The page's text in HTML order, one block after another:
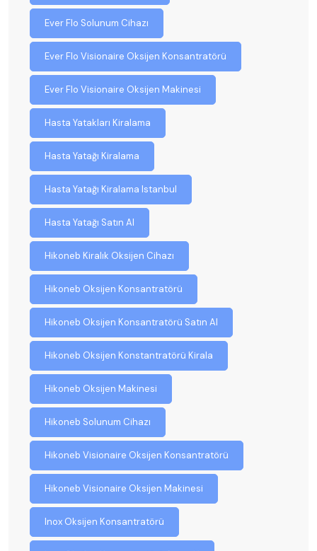
Ever Flo Solunum Cihazı
Ever Flo Visionaire Oksijen Konsantratörü
Ever Flo Visionaire Oksijen Makinesi
Hasta Yatakları Kiralama
Hasta Yatağı Kiralama
Hasta Yatağı Kiralama Istanbul
Hasta Yatağı Satın Al
Hikoneb Kiralık Oksijen Cihazı
Hikoneb Oksijen Konsantratörü
Hikoneb Oksijen Konsantratörü Satın Al
Hikoneb Oksijen Konstantratörü Kirala
Hikoneb Oksijen Makinesi
Hikoneb Solunum Cihazı
Hikoneb Visionaire Oksijen Konsantratörü
Hikoneb Visionaire Oksijen Makinesi
Inox Oksijen Konsantratörü